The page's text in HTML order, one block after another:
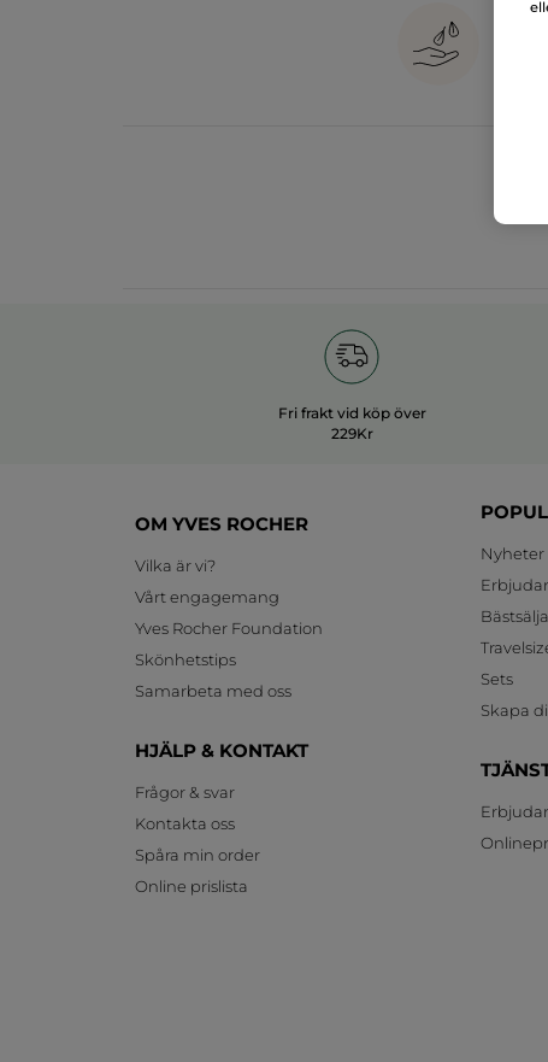
Fri frakt vid köp över
229Kr
OM YVES ROCHER
Vilka är vi?
Vårt engagemang
Yves Rocher Foundation
Skönhetstips
Samarbeta med oss
HJÄLP & KONTAKT
Frågor & svar
Kontakta oss
Spåra min order
Online prislista
Nyheter
Sets
Skapa